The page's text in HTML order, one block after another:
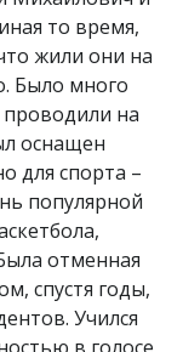
то время,
жили они на
Было много
на
оснащен
для спорта –
популярной
отменная
спустя годы,
Учился